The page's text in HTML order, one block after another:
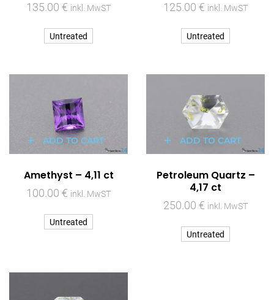
135.00 € inkl. MwST
Untreated
125.00 € inkl. MwST
Untreated
ADD TO CART
Amethyst – 4,11 ct
100.00 € inkl. MwST
Untreated
ADD TO CART
Petroleum Quartz –
4,17 ct
250.00 € inkl. MwST
Untreated